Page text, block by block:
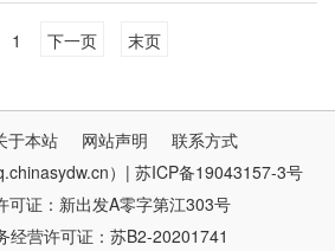
1 下一页 末页
于本站 网站声明
联系方式
）| 苏ICP备19043157-3号
可证：新出发A零字第江303号
经营许可证：苏B2-20201741